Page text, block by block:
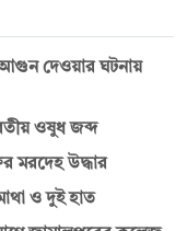
আগুন দেওয়ার ঘটনায়
ওষুধ জব্দ
মরদেহ উদ্ধার
ও দুই হাত